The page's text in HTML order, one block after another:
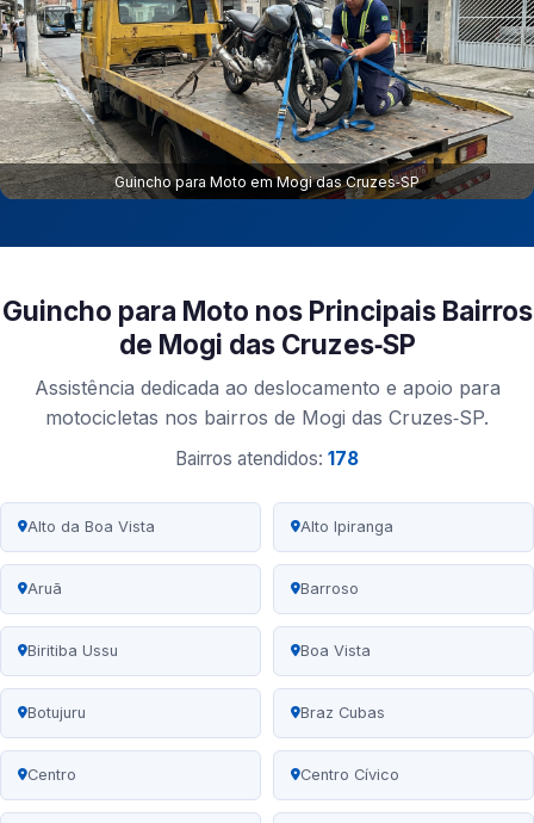
Guincho para Moto em Mogi das Cruzes‑SP
Guincho para Moto nos Principais Bairros
de Mogi das Cruzes‑SP
Assistência dedicada ao deslocamento e apoio para
motocicletas nos bairros de Mogi das Cruzes‑SP.
Bairros atendidos: 178
Alto da Boa Vista Alto Ipiranga
Aruã Barroso
Biritiba Ussu Boa Vista
Botujuru Braz Cubas
Centro Centro Cívico